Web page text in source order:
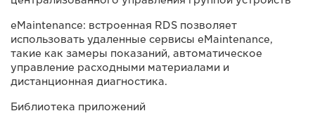
eMaintenance: встроенная RDS позволяет
использовать удаленные сервисы eMaintenance,
такие как замеры показаний, автоматическое
управление расходными материалами и
дистанционная диагностика.
Библиотека приложений